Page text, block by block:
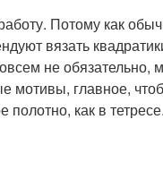
Потому как
вязать
не обязательно,
мотивы, главное,
полотно, как в тетресе.